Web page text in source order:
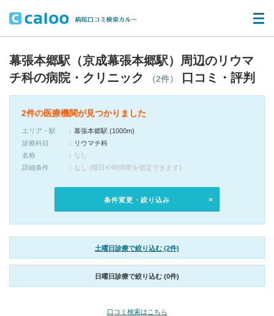
幕張本郷駅（京成幕張本郷駅）周辺のリウマ
チ科の病院・クリニック
（2件） 口コミ・評判
2件の医療機関が見つかりました
エリア・駅
幕張本郷駅 (1000m)
診療科目
リウマチ科
名称
なし
詳細条件
なし (曜日や時間帯を指定できます)
条件変更・絞り込み
土曜日診療で絞り込む (2件)
日曜日診療で絞り込む (0件)
口コミ検索はこちら